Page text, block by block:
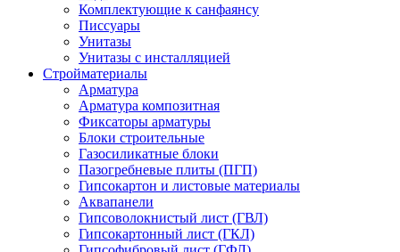
Комплектующие к санфаянсу
Писсуары
Унитазы
Унитазы с инсталляцией
Стройматериалы
Арматура
Арматура композитная
Фиксаторы арматуры
Блоки строительные
Газосиликатные блоки
Пазогребневые плиты (ПГП)
Гипсокартон и листовые материалы
Аквапанели
Гипсоволокнистый лист (ГВЛ)
Гипсокартонный лист (ГКЛ)